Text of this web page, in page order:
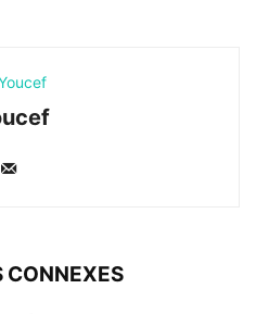
CONNEXES